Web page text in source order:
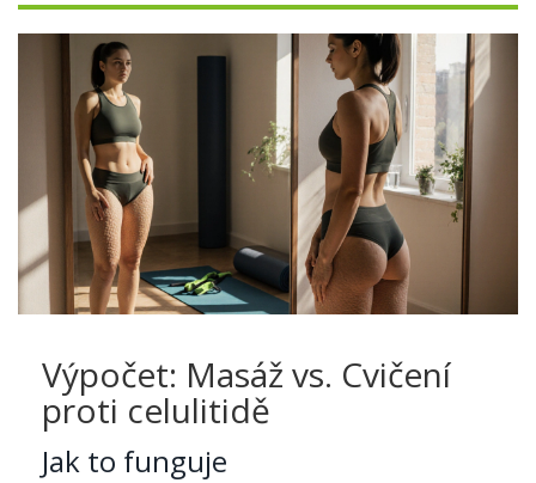
Výpočet: Masáž vs. Cvičení
proti celulitidě
Jak to funguje